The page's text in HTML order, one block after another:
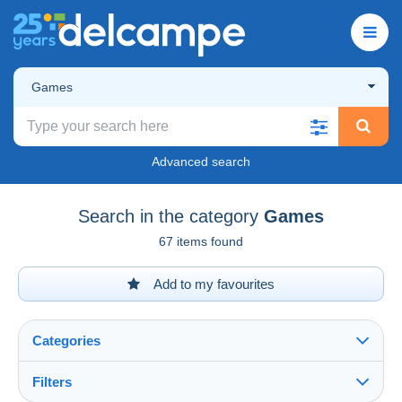
Games
Advanced search
Search in the category Games
67 items found
Add to my favourites
Categories
Filters